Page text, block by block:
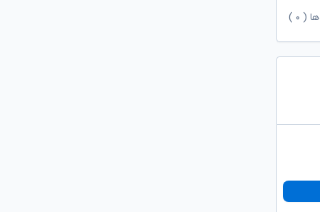
( ۰